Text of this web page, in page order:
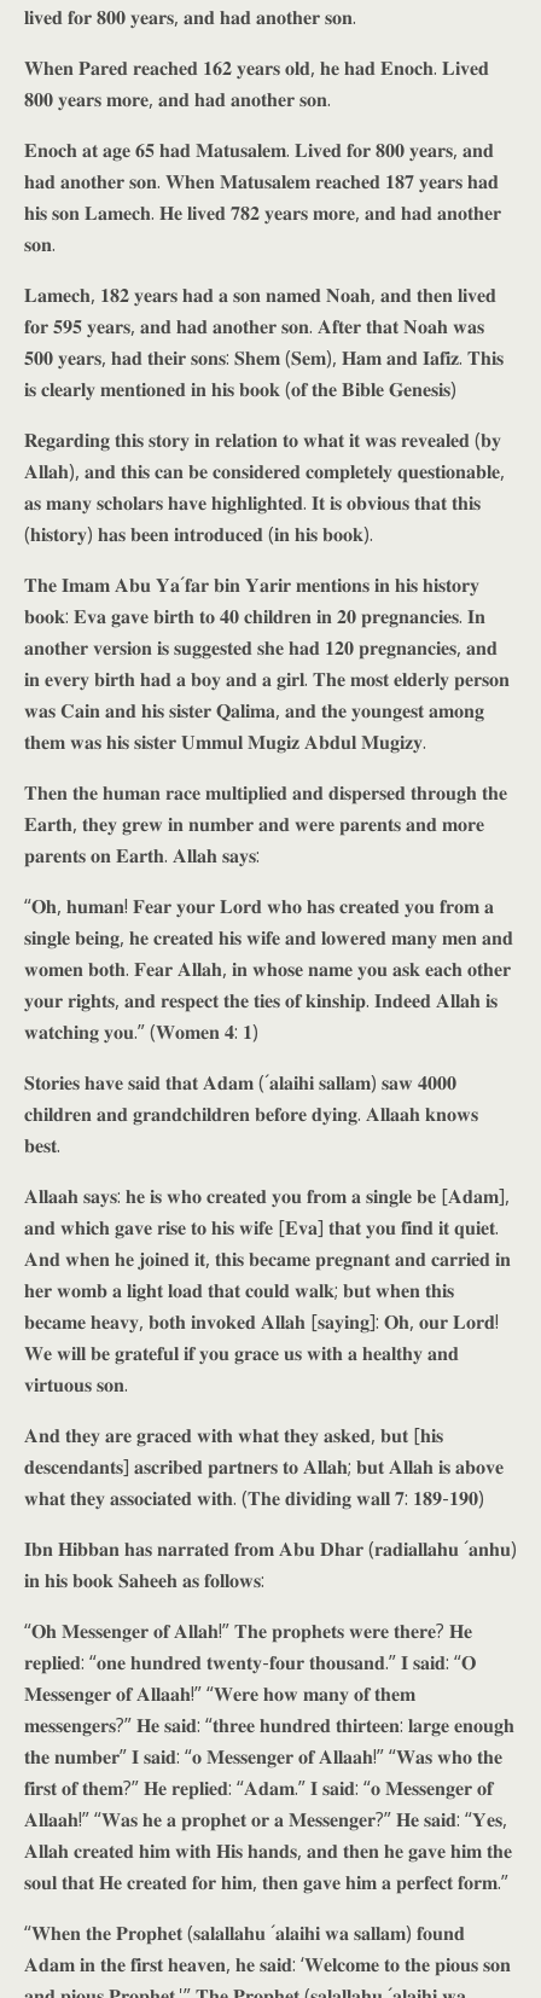
𝐥𝐢𝐯𝐞𝐝 𝐟𝐨𝐫 𝟖𝟎𝟎 𝐲𝐞𝐚𝐫𝐬, 𝐚𝐧𝐝 𝐡𝐚𝐝 𝐚𝐧𝐨𝐭𝐡𝐞𝐫 𝐬𝐨𝐧.
𝐖𝐡𝐞𝐧 𝐏𝐚𝐫𝐞𝐝 𝐫𝐞𝐚𝐜𝐡𝐞𝐝 𝟏𝟔𝟐 𝐲𝐞𝐚𝐫𝐬 𝐨𝐥𝐝, 𝐡𝐞 𝐡𝐚𝐝 𝐄𝐧𝐨𝐜𝐡. 𝐋𝐢𝐯𝐞𝐝
𝟖𝟎𝟎 𝐲𝐞𝐚𝐫𝐬 𝐦𝐨𝐫𝐞, 𝐚𝐧𝐝 𝐡𝐚𝐝 𝐚𝐧𝐨𝐭𝐡𝐞𝐫 𝐬𝐨𝐧.
𝐄𝐧𝐨𝐜𝐡 𝐚𝐭 𝐚𝐠𝐞 𝟔𝟓 𝐡𝐚𝐝 𝐌𝐚𝐭𝐮𝐬𝐚𝐥𝐞𝐦. 𝐋𝐢𝐯𝐞𝐝 𝐟𝐨𝐫 𝟖𝟎𝟎 𝐲𝐞𝐚𝐫𝐬, 𝐚𝐧𝐝
𝐡𝐚𝐝 𝐚𝐧𝐨𝐭𝐡𝐞𝐫 𝐬𝐨𝐧. 𝐖𝐡𝐞𝐧 𝐌𝐚𝐭𝐮𝐬𝐚𝐥𝐞𝐦 𝐫𝐞𝐚𝐜𝐡𝐞𝐝 𝟏𝟖𝟕 𝐲𝐞𝐚𝐫𝐬 𝐡𝐚𝐝
𝐡𝐢𝐬 𝐬𝐨𝐧 𝐋𝐚𝐦𝐞𝐜𝐡. 𝐇𝐞 𝐥𝐢𝐯𝐞𝐝 𝟕𝟖𝟐 𝐲𝐞𝐚𝐫𝐬 𝐦𝐨𝐫𝐞, 𝐚𝐧𝐝 𝐡𝐚𝐝 𝐚𝐧𝐨𝐭𝐡𝐞𝐫
𝐬𝐨𝐧.
𝐋𝐚𝐦𝐞𝐜𝐡, 𝟏𝟖𝟐 𝐲𝐞𝐚𝐫𝐬 𝐡𝐚𝐝 𝐚 𝐬𝐨𝐧 𝐧𝐚𝐦𝐞𝐝 𝐍𝐨𝐚𝐡, 𝐚𝐧𝐝 𝐭𝐡𝐞𝐧 𝐥𝐢𝐯𝐞𝐝
𝐟𝐨𝐫 𝟓𝟗𝟓 𝐲𝐞𝐚𝐫𝐬, 𝐚𝐧𝐝 𝐡𝐚𝐝 𝐚𝐧𝐨𝐭𝐡𝐞𝐫 𝐬𝐨𝐧. 𝐀𝐟𝐭𝐞𝐫 𝐭𝐡𝐚𝐭 𝐍𝐨𝐚𝐡 𝐰𝐚𝐬
𝟓𝟎𝟎 𝐲𝐞𝐚𝐫𝐬, 𝐡𝐚𝐝 𝐭𝐡𝐞𝐢𝐫 𝐬𝐨𝐧𝐬: 𝐒𝐡𝐞𝐦 (𝐒𝐞𝐦), 𝐇𝐚𝐦 𝐚𝐧𝐝 𝐈𝐚𝐟𝐢𝐳. 𝐓𝐡𝐢𝐬
𝐢𝐬 𝐜𝐥𝐞𝐚𝐫𝐥𝐲 𝐦𝐞𝐧𝐭𝐢𝐨𝐧𝐞𝐝 𝐢𝐧 𝐡𝐢𝐬 𝐛𝐨𝐨𝐤 (𝐨𝐟 𝐭𝐡𝐞 𝐁𝐢𝐛𝐥𝐞 𝐆𝐞𝐧𝐞𝐬𝐢𝐬)
𝐑𝐞𝐠𝐚𝐫𝐝𝐢𝐧𝐠 𝐭𝐡𝐢𝐬 𝐬𝐭𝐨𝐫𝐲 𝐢𝐧 𝐫𝐞𝐥𝐚𝐭𝐢𝐨𝐧 𝐭𝐨 𝐰𝐡𝐚𝐭 𝐢𝐭 𝐰𝐚𝐬 𝐫𝐞𝐯𝐞𝐚𝐥𝐞𝐝 (𝐛𝐲
𝐀𝐥𝐥𝐚𝐡), 𝐚𝐧𝐝 𝐭𝐡𝐢𝐬 𝐜𝐚𝐧 𝐛𝐞 𝐜𝐨𝐧𝐬𝐢𝐝𝐞𝐫𝐞𝐝 𝐜𝐨𝐦𝐩𝐥𝐞𝐭𝐞𝐥𝐲 𝐪𝐮𝐞𝐬𝐭𝐢𝐨𝐧𝐚𝐛𝐥𝐞,
𝐚𝐬 𝐦𝐚𝐧𝐲 𝐬𝐜𝐡𝐨𝐥𝐚𝐫𝐬 𝐡𝐚𝐯𝐞 𝐡𝐢𝐠𝐡𝐥𝐢𝐠𝐡𝐭𝐞𝐝. 𝐈𝐭 𝐢𝐬 𝐨𝐛𝐯𝐢𝐨𝐮𝐬 𝐭𝐡𝐚𝐭 𝐭𝐡𝐢𝐬
(𝐡𝐢𝐬𝐭𝐨𝐫𝐲) 𝐡𝐚𝐬 𝐛𝐞𝐞𝐧 𝐢𝐧𝐭𝐫𝐨𝐝𝐮𝐜𝐞𝐝 (𝐢𝐧 𝐡𝐢𝐬 𝐛𝐨𝐨𝐤).
𝐓𝐡𝐞 𝐈𝐦𝐚𝐦 𝐀𝐛𝐮 𝐘𝐚´𝐟𝐚𝐫 𝐛𝐢𝐧 𝐘𝐚𝐫𝐢𝐫 𝐦𝐞𝐧𝐭𝐢𝐨𝐧𝐬 𝐢𝐧 𝐡𝐢𝐬 𝐡𝐢𝐬𝐭𝐨𝐫𝐲
𝐛𝐨𝐨𝐤: 𝐄𝐯𝐚 𝐠𝐚𝐯𝐞 𝐛𝐢𝐫𝐭𝐡 𝐭𝐨 𝟒𝟎 𝐜𝐡𝐢𝐥𝐝𝐫𝐞𝐧 𝐢𝐧 𝟐𝟎 𝐩𝐫𝐞𝐠𝐧𝐚𝐧𝐜𝐢𝐞𝐬. 𝐈𝐧
𝐚𝐧𝐨𝐭𝐡𝐞𝐫 𝐯𝐞𝐫𝐬𝐢𝐨𝐧 𝐢𝐬 𝐬𝐮𝐠𝐠𝐞𝐬𝐭𝐞𝐝 𝐬𝐡𝐞 𝐡𝐚𝐝 𝟏𝟐𝟎 𝐩𝐫𝐞𝐠𝐧𝐚𝐧𝐜𝐢𝐞𝐬, 𝐚𝐧𝐝
𝐢𝐧 𝐞𝐯𝐞𝐫𝐲 𝐛𝐢𝐫𝐭𝐡 𝐡𝐚𝐝 𝐚 𝐛𝐨𝐲 𝐚𝐧𝐝 𝐚 𝐠𝐢𝐫𝐥. 𝐓𝐡𝐞 𝐦𝐨𝐬𝐭 𝐞𝐥𝐝𝐞𝐫𝐥𝐲 𝐩𝐞𝐫𝐬𝐨𝐧
𝐰𝐚𝐬 𝐂𝐚𝐢𝐧 𝐚𝐧𝐝 𝐡𝐢𝐬 𝐬𝐢𝐬𝐭𝐞𝐫 𝐐𝐚𝐥𝐢𝐦𝐚, 𝐚𝐧𝐝 𝐭𝐡𝐞 𝐲𝐨𝐮𝐧𝐠𝐞𝐬𝐭 𝐚𝐦𝐨𝐧𝐠
𝐭𝐡𝐞𝐦 𝐰𝐚𝐬 𝐡𝐢𝐬 𝐬𝐢𝐬𝐭𝐞𝐫 𝐔𝐦𝐦𝐮𝐥 𝐌𝐮𝐠𝐢𝐳 𝐀𝐛𝐝𝐮𝐥 𝐌𝐮𝐠𝐢𝐳𝐲.
𝐓𝐡𝐞𝐧 𝐭𝐡𝐞 𝐡𝐮𝐦𝐚𝐧 𝐫𝐚𝐜𝐞 𝐦𝐮𝐥𝐭𝐢𝐩𝐥𝐢𝐞𝐝 𝐚𝐧𝐝 𝐝𝐢𝐬𝐩𝐞𝐫𝐬𝐞𝐝 𝐭𝐡𝐫𝐨𝐮𝐠𝐡 𝐭𝐡𝐞
𝐄𝐚𝐫𝐭𝐡, 𝐭𝐡𝐞𝐲 𝐠𝐫𝐞𝐰 𝐢𝐧 𝐧𝐮𝐦𝐛𝐞𝐫 𝐚𝐧𝐝 𝐰𝐞𝐫𝐞 𝐩𝐚𝐫𝐞𝐧𝐭𝐬 𝐚𝐧𝐝 𝐦𝐨𝐫𝐞
𝐩𝐚𝐫𝐞𝐧𝐭𝐬 𝐨𝐧 𝐄𝐚𝐫𝐭𝐡. 𝐀𝐥𝐥𝐚𝐡 𝐬𝐚𝐲𝐬:
“𝐎𝐡, 𝐡𝐮𝐦𝐚𝐧! 𝐅𝐞𝐚𝐫 𝐲𝐨𝐮𝐫 𝐋𝐨𝐫𝐝 𝐰𝐡𝐨 𝐡𝐚𝐬 𝐜𝐫𝐞𝐚𝐭𝐞𝐝 𝐲𝐨𝐮 𝐟𝐫𝐨𝐦 𝐚
𝐬𝐢𝐧𝐠𝐥𝐞 𝐛𝐞𝐢𝐧𝐠, 𝐡𝐞 𝐜𝐫𝐞𝐚𝐭𝐞𝐝 𝐡𝐢𝐬 𝐰𝐢𝐟𝐞 𝐚𝐧𝐝 𝐥𝐨𝐰𝐞𝐫𝐞𝐝 𝐦𝐚𝐧𝐲 𝐦𝐞𝐧 𝐚𝐧𝐝
𝐰𝐨𝐦𝐞𝐧 𝐛𝐨𝐭𝐡. 𝐅𝐞𝐚𝐫 𝐀𝐥𝐥𝐚𝐡, 𝐢𝐧 𝐰𝐡𝐨𝐬𝐞 𝐧𝐚𝐦𝐞 𝐲𝐨𝐮 𝐚𝐬𝐤 𝐞𝐚𝐜𝐡 𝐨𝐭𝐡𝐞𝐫
𝐲𝐨𝐮𝐫 𝐫𝐢𝐠𝐡𝐭𝐬, 𝐚𝐧𝐝 𝐫𝐞𝐬𝐩𝐞𝐜𝐭 𝐭𝐡𝐞 𝐭𝐢𝐞𝐬 𝐨𝐟 𝐤𝐢𝐧𝐬𝐡𝐢𝐩. 𝐈𝐧𝐝𝐞𝐞𝐝 𝐀𝐥𝐥𝐚𝐡 𝐢𝐬
𝐰𝐚𝐭𝐜𝐡𝐢𝐧𝐠 𝐲𝐨𝐮.” (𝐖𝐨𝐦𝐞𝐧 𝟒: 𝟏)
𝐒𝐭𝐨𝐫𝐢𝐞𝐬 𝐡𝐚𝐯𝐞 𝐬𝐚𝐢𝐝 𝐭𝐡𝐚𝐭 𝐀𝐝𝐚𝐦 (´𝐚𝐥𝐚𝐢𝐡𝐢 𝐬𝐚𝐥𝐥𝐚𝐦) 𝐬𝐚𝐰 𝟒𝟎𝟎𝟎
𝐜𝐡𝐢𝐥𝐝𝐫𝐞𝐧 𝐚𝐧𝐝 𝐠𝐫𝐚𝐧𝐝𝐜𝐡𝐢𝐥𝐝𝐫𝐞𝐧 𝐛𝐞𝐟𝐨𝐫𝐞 𝐝𝐲𝐢𝐧𝐠. 𝐀𝐥𝐥𝐚𝐚𝐡 𝐤𝐧𝐨𝐰𝐬
𝐛𝐞𝐬𝐭.
𝐀𝐥𝐥𝐚𝐚𝐡 𝐬𝐚𝐲𝐬: 𝐡𝐞 𝐢𝐬 𝐰𝐡𝐨 𝐜𝐫𝐞𝐚𝐭𝐞𝐝 𝐲𝐨𝐮 𝐟𝐫𝐨𝐦 𝐚 𝐬𝐢𝐧𝐠𝐥𝐞 𝐛𝐞 [𝐀𝐝𝐚𝐦],
𝐚𝐧𝐝 𝐰𝐡𝐢𝐜𝐡 𝐠𝐚𝐯𝐞 𝐫𝐢𝐬𝐞 𝐭𝐨 𝐡𝐢𝐬 𝐰𝐢𝐟𝐞 [𝐄𝐯𝐚] 𝐭𝐡𝐚𝐭 𝐲𝐨𝐮 𝐟𝐢𝐧𝐝 𝐢𝐭 𝐪𝐮𝐢𝐞𝐭.
𝐀𝐧𝐝 𝐰𝐡𝐞𝐧 𝐡𝐞 𝐣𝐨𝐢𝐧𝐞𝐝 𝐢𝐭, 𝐭𝐡𝐢𝐬 𝐛𝐞𝐜𝐚𝐦𝐞 𝐩𝐫𝐞𝐠𝐧𝐚𝐧𝐭 𝐚𝐧𝐝 𝐜𝐚𝐫𝐫𝐢𝐞𝐝 𝐢𝐧
𝐡𝐞𝐫 𝐰𝐨𝐦𝐛 𝐚 𝐥𝐢𝐠𝐡𝐭 𝐥𝐨𝐚𝐝 𝐭𝐡𝐚𝐭 𝐜𝐨𝐮𝐥𝐝 𝐰𝐚𝐥𝐤; 𝐛𝐮𝐭 𝐰𝐡𝐞𝐧 𝐭𝐡𝐢𝐬
𝐛𝐞𝐜𝐚𝐦𝐞 𝐡𝐞𝐚𝐯𝐲, 𝐛𝐨𝐭𝐡 𝐢𝐧𝐯𝐨𝐤𝐞𝐝 𝐀𝐥𝐥𝐚𝐡 [𝐬𝐚𝐲𝐢𝐧𝐠]: 𝐎𝐡, 𝐨𝐮𝐫 𝐋𝐨𝐫𝐝!
𝐖𝐞 𝐰𝐢𝐥𝐥 𝐛𝐞 𝐠𝐫𝐚𝐭𝐞𝐟𝐮𝐥 𝐢𝐟 𝐲𝐨𝐮 𝐠𝐫𝐚𝐜𝐞 𝐮𝐬 𝐰𝐢𝐭𝐡 𝐚 𝐡𝐞𝐚𝐥𝐭𝐡𝐲 𝐚𝐧𝐝
𝐯𝐢𝐫𝐭𝐮𝐨𝐮𝐬 𝐬𝐨𝐧.
𝐀𝐧𝐝 𝐭𝐡𝐞𝐲 𝐚𝐫𝐞 𝐠𝐫𝐚𝐜𝐞𝐝 𝐰𝐢𝐭𝐡 𝐰𝐡𝐚𝐭 𝐭𝐡𝐞𝐲 𝐚𝐬𝐤𝐞𝐝, 𝐛𝐮𝐭 [𝐡𝐢𝐬
𝐝𝐞𝐬𝐜𝐞𝐧𝐝𝐚𝐧𝐭𝐬] 𝐚𝐬𝐜𝐫𝐢𝐛𝐞𝐝 𝐩𝐚𝐫𝐭𝐧𝐞𝐫𝐬 𝐭𝐨 𝐀𝐥𝐥𝐚𝐡; 𝐛𝐮𝐭 𝐀𝐥𝐥𝐚𝐡 𝐢𝐬 𝐚𝐛𝐨𝐯𝐞
𝐰𝐡𝐚𝐭 𝐭𝐡𝐞𝐲 𝐚𝐬𝐬𝐨𝐜𝐢𝐚𝐭𝐞𝐝 𝐰𝐢𝐭𝐡. (𝐓𝐡𝐞 𝐝𝐢𝐯𝐢𝐝𝐢𝐧𝐠 𝐰𝐚𝐥𝐥 𝟕: 𝟏𝟖𝟗-𝟏𝟗𝟎)
𝐈𝐛𝐧 𝐇𝐢𝐛𝐛𝐚𝐧 𝐡𝐚𝐬 𝐧𝐚𝐫𝐫𝐚𝐭𝐞𝐝 𝐟𝐫𝐨𝐦 𝐀𝐛𝐮 𝐃𝐡𝐚𝐫 (𝐫𝐚𝐝𝐢𝐚𝐥𝐥𝐚𝐡𝐮 ´𝐚𝐧𝐡𝐮)
𝐢𝐧 𝐡𝐢𝐬 𝐛𝐨𝐨𝐤 𝐒𝐚𝐡𝐞𝐞𝐡 𝐚𝐬 𝐟𝐨𝐥𝐥𝐨𝐰𝐬:
“𝐎𝐡 𝐌𝐞𝐬𝐬𝐞𝐧𝐠𝐞𝐫 𝐨𝐟 𝐀𝐥𝐥𝐚𝐡!” 𝐓𝐡𝐞 𝐩𝐫𝐨𝐩𝐡𝐞𝐭𝐬 𝐰𝐞𝐫𝐞 𝐭𝐡𝐞𝐫𝐞? 𝐇𝐞
𝐫𝐞𝐩𝐥𝐢𝐞𝐝: “𝐨𝐧𝐞 𝐡𝐮𝐧𝐝𝐫𝐞𝐝 𝐭𝐰𝐞𝐧𝐭𝐲-𝐟𝐨𝐮𝐫 𝐭𝐡𝐨𝐮𝐬𝐚𝐧𝐝.” 𝐈 𝐬𝐚𝐢𝐝: “𝐎
𝐌𝐞𝐬𝐬𝐞𝐧𝐠𝐞𝐫 𝐨𝐟 𝐀𝐥𝐥𝐚𝐚𝐡!” “𝐖𝐞𝐫𝐞 𝐡𝐨𝐰 𝐦𝐚𝐧𝐲 𝐨𝐟 𝐭𝐡𝐞𝐦
𝐦𝐞𝐬𝐬𝐞𝐧𝐠𝐞𝐫𝐬?” 𝐇𝐞 𝐬𝐚𝐢𝐝: “𝐭𝐡𝐫𝐞𝐞 𝐡𝐮𝐧𝐝𝐫𝐞𝐝 𝐭𝐡𝐢𝐫𝐭𝐞𝐞𝐧: 𝐥𝐚𝐫𝐠𝐞 𝐞𝐧𝐨𝐮𝐠𝐡
𝐭𝐡𝐞 𝐧𝐮𝐦𝐛𝐞𝐫” 𝐈 𝐬𝐚𝐢𝐝: “𝐨 𝐌𝐞𝐬𝐬𝐞𝐧𝐠𝐞𝐫 𝐨𝐟 𝐀𝐥𝐥𝐚𝐚𝐡!” “𝐖𝐚𝐬 𝐰𝐡𝐨 𝐭𝐡𝐞
𝐟𝐢𝐫𝐬𝐭 𝐨𝐟 𝐭𝐡𝐞𝐦?” 𝐇𝐞 𝐫𝐞𝐩𝐥𝐢𝐞𝐝: “𝐀𝐝𝐚𝐦.” 𝐈 𝐬𝐚𝐢𝐝: “𝐨 𝐌𝐞𝐬𝐬𝐞𝐧𝐠𝐞𝐫 𝐨𝐟
𝐀𝐥𝐥𝐚𝐚𝐡!” “𝐖𝐚𝐬 𝐡𝐞 𝐚 𝐩𝐫𝐨𝐩𝐡𝐞𝐭 𝐨𝐫 𝐚 𝐌𝐞𝐬𝐬𝐞𝐧𝐠𝐞𝐫?” 𝐇𝐞 𝐬𝐚𝐢𝐝: “𝐘𝐞𝐬,
𝐀𝐥𝐥𝐚𝐡 𝐜𝐫𝐞𝐚𝐭𝐞𝐝 𝐡𝐢𝐦 𝐰𝐢𝐭𝐡 𝐇𝐢𝐬 𝐡𝐚𝐧𝐝𝐬, 𝐚𝐧𝐝 𝐭𝐡𝐞𝐧 𝐡𝐞 𝐠𝐚𝐯𝐞 𝐡𝐢𝐦 𝐭𝐡𝐞
𝐬𝐨𝐮𝐥 𝐭𝐡𝐚𝐭 𝐇𝐞 𝐜𝐫𝐞𝐚𝐭𝐞𝐝 𝐟𝐨𝐫 𝐡𝐢𝐦, 𝐭𝐡𝐞𝐧 𝐠𝐚𝐯𝐞 𝐡𝐢𝐦 𝐚 𝐩𝐞𝐫𝐟𝐞𝐜𝐭 𝐟𝐨𝐫𝐦.”
“𝐖𝐡𝐞𝐧 𝐭𝐡𝐞 𝐏𝐫𝐨𝐩𝐡𝐞𝐭 (𝐬𝐚𝐥𝐚𝐥𝐥𝐚𝐡𝐮 ´𝐚𝐥𝐚𝐢𝐡𝐢 𝐰𝐚 𝐬𝐚𝐥𝐥𝐚𝐦) 𝐟𝐨𝐮𝐧𝐝
𝐀𝐝𝐚𝐦 𝐢𝐧 𝐭𝐡𝐞 𝐟𝐢𝐫𝐬𝐭 𝐡𝐞𝐚𝐯𝐞𝐧, 𝐡𝐞 𝐬𝐚𝐢𝐝: ‘𝐖𝐞𝐥𝐜𝐨𝐦𝐞 𝐭𝐨 𝐭𝐡𝐞 𝐩𝐢𝐨𝐮𝐬 𝐬𝐨𝐧